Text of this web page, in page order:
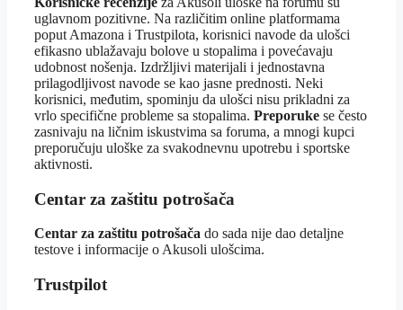
uglavnom pozitivne. Na različitim online platformama
poput Amazona i Trustpilota, korisnici navode da ulošci
efikasno ublažavaju bolove u stopalima i povećavaju
udobnost nošenja. Izdržljivi materijali i jednostavna
prilagodljivost navode se kao jasne prednosti. Neki
korisnici, međutim, spominju da ulošci nisu prikladni za
vrlo specifične probleme sa stopalima. Preporuke se često
zasnivaju na ličnim iskustvima sa foruma, a mnogi kupci
preporučuju uloške za svakodnevnu upotrebu i sportske
aktivnosti.
Centar za zaštitu potrošača
Centar za zaštitu potrošača do sada nije dao detaljne
testove i informacije o Akusoli ulošcima.
Trustpilot